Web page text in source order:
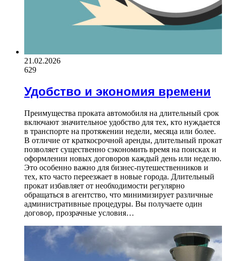
21.02.2026
629
Удобство и экономия времени
Преимущества проката автомобиля на длительный срок
включают значительное удобство для тех, кто нуждается
в транспорте на протяжении недели, месяца или более.
В отличие от краткосрочной аренды, длительный прокат
позволяет существенно сэкономить время на поисках и
оформлении новых договоров каждый день или неделю.
Это особенно важно для бизнес-путешественников и
тех, кто часто переезжает в новые города. Длительный
прокат избавляет от необходимости регулярно
обращаться в агентство, что минимизирует различные
административные процедуры. Вы получаете один
договор, прозрачные условия…